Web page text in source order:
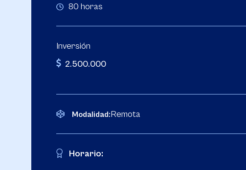
80 horas
Inversión
2.500.000
Modalidad:Remota
Horario: